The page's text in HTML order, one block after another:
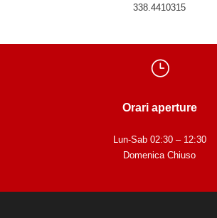
338.4410315
Orari aperture
Lun-Sab 02:30 – 12:30
Domenica Chiuso